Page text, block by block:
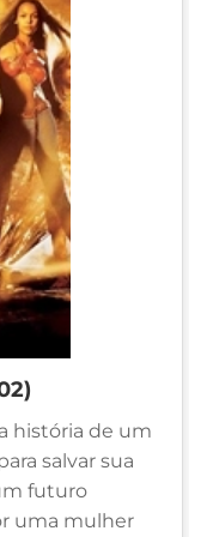
história de um
salvar sua
futuro
uma mulher